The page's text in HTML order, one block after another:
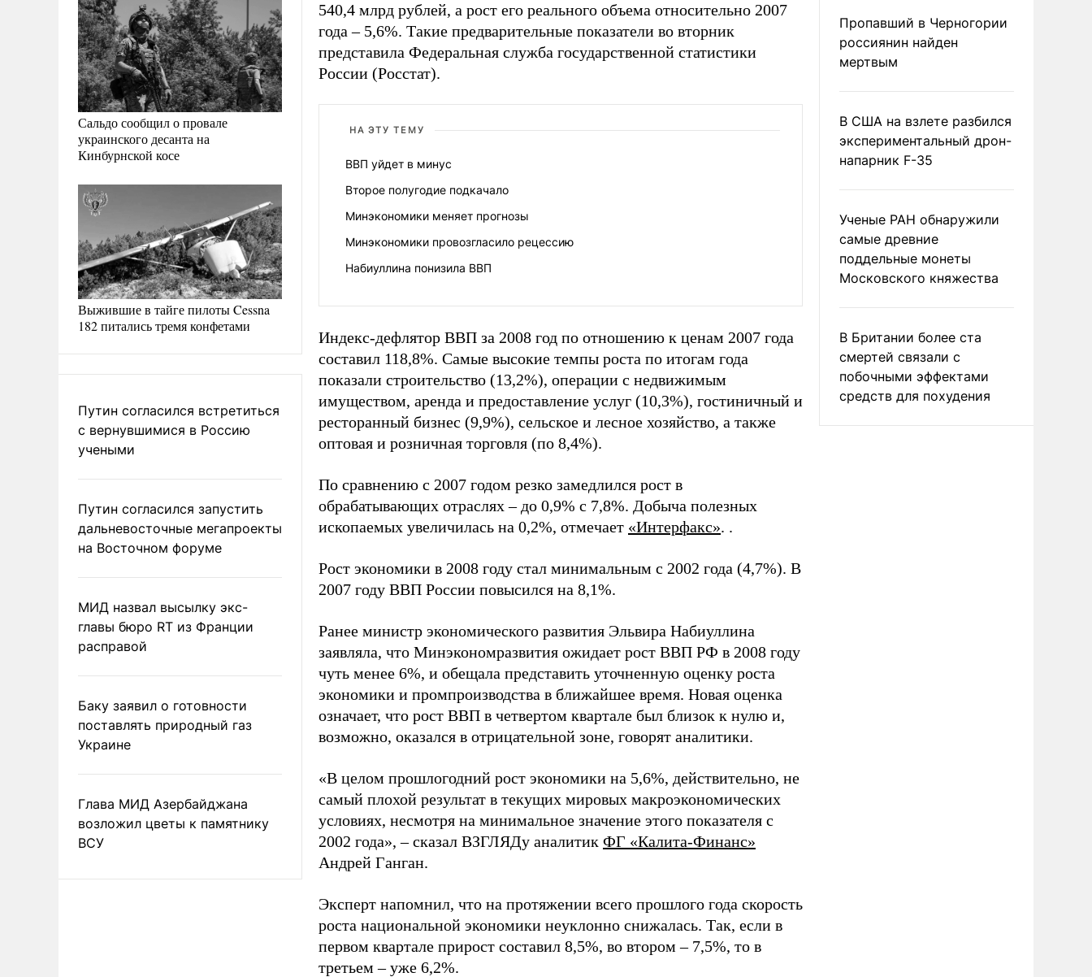
Сальдо сообщил о провале
украинского десанта на
Кинбурнской косе
Выжившие в тайге пилоты Cessna
182 питались тремя конфетами
Путин согласился встретиться
с вернувшимися в Россию
учеными
Путин согласился запустить
дальневосточные мегапроекты
на Восточном форуме
МИД назвал высылку экс-
главы бюро RT из Франции
расправой
Баку заявил о готовности
поставлять природный газ
Украине
Глава МИД Азербайджана
возложил цветы к памятнику
ВСУ
540,4 млрд рублей, а рост его реального объема относительно 2007
года – 5,6%. Такие предварительные показатели во вторник
представила Федеральная служба государственной статистики
России (Росстат).
НА ЭТУ ТЕМУ
ВВП уйдет в минус
Второе полугодие подкачало
Минэкономики меняет прогнозы
Минэкономики провозгласило рецессию
Набиуллина понизила ВВП
Индекс-дефлятор ВВП за 2008 год по отношению к ценам 2007 года
составил 118,8%. Самые высокие темпы роста по итогам года
показали строительство (13,2%), операции с недвижимым
имуществом, аренда и предоставление услуг (10,3%), гостиничный и
ресторанный бизнес (9,9%), сельское и лесное хозяйство, а также
оптовая и розничная торговля (по 8,4%).
По сравнению с 2007 годом резко замедлился рост в
обрабатывающих отраслях – до 0,9% с 7,8%. Добыча полезных
ископаемых увеличилась на 0,2%, отмечает «Интерфакс». .
Рост экономики в 2008 году стал минимальным с 2002 года (4,7%). В
2007 году ВВП России повысился на 8,1%.
Ранее министр экономического развития Эльвира Набиуллина
заявляла, что Минэкономразвития ожидает рост ВВП РФ в 2008 году
чуть менее 6%, и обещала представить уточненную оценку роста
экономики и промпроизводства в ближайшее время. Новая оценка
означает, что рост ВВП в четвертом квартале был близок к нулю и,
возможно, оказался в отрицательной зоне, говорят аналитики.
«В целом прошлогодний рост экономики на 5,6%, действительно, не
самый плохой результат в текущих мировых макроэкономических
условиях, несмотря на минимальное значение этого показателя с
2002 года», – сказал ВЗГЛЯДу аналитик ФГ «Калита-Финанс»
Андрей Ганган.
Эксперт напомнил, что на протяжении всего прошлого года скорость
роста национальной экономики неуклонно снижалась. Так, если в
первом квартале прирост составил 8,5%, во втором – 7,5%, то в
третьем – уже 6,2%.
Пропавший в Черногории
россиянин найден
мертвым
В США на взлете разбился
экспериментальный дрон-
напарник F-35
Ученые РАН обнаружили
самые древние
поддельные монеты
Московского княжества
В Британии более ста
смертей связали с
побочными эффектами
средств для похудения